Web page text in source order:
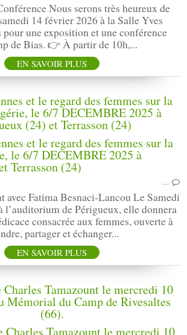
Nous serons très heureux de
14 février 2026 à la Salle Yves
une exposition et une conférence
de Bias. 👉 À partir de 10h,...
EN SAVOIR PLUS
et le regard des femmes sur la
le 6/7 DECEMBRE 2025 à
(24) et Terrasson (24)
…
avec Fatima Besnaci-Lancou Le Samedi
l’auditorium de Périgueux, elle donnera
consacrée aux femmes, ouverte à
partager et échanger...
EN SAVOIR PLUS
Charles Tamazount le mercredi 10
Mémorial du Camp de Rivesaltes
(66).